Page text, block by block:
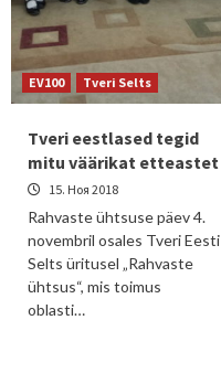
EV100 Tveri Selts
Tveri eestlased tegid
mitu väärikat etteastet
15. Ноя 2018
Rahvaste ühtsuse päev 4.
novembril osales Tveri Eesti
Selts üritusel „Rahvaste
ühtsus“, mis toimus
oblasti…